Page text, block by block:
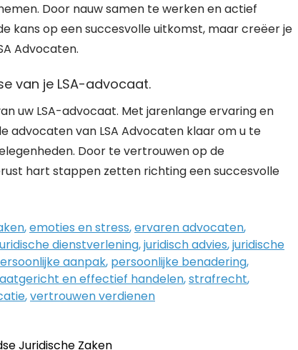
Door nauw samen te werken en actief
kans op een succesvolle uitkomst, maar creëer je
Advocaten.
van je LSA-advocaat.
uw LSA-advocaat. Met jarenlange ervaring en
advocaten van LSA Advocaten klaar om u te
Door te vertrouwen op de
hart stappen zetten richting een succesvolle
,emoties en stress,ervaren advocaten,
dienstverlening,juridisch advies,juridische
aanpak, persoonlijke benadering,
en effectief handelen,strafrecht,
,vertrouwen verdienen
Juridische Zaken